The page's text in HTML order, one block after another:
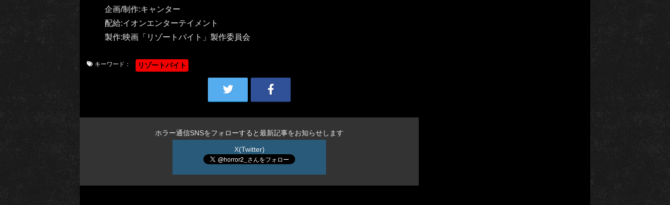
企画/制作:キャンター
配給:イオンエンターテイメント
製作:映画「リゾートバイト」製作委員会
キーワード： リゾートバイト
ホラー通信SNSをフォローすると最新記事をお知らせします
X(Twitter)